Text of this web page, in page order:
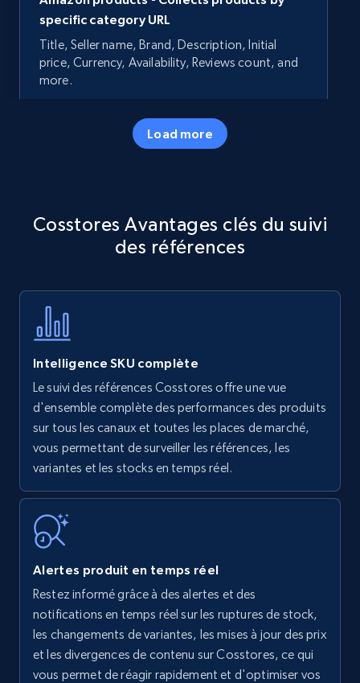
specific category URL
Title, Seller name, Brand, Description, Initial
price, Currency, Availability, Reviews count, and
more.
5.7K+ Commencer
specific keywords
Title, Seller name, Brand, Description, Initial
Amazon products - find products by using
upc numbers
Title, Seller name, Brand, Description, Initial
price, Currency, Availability, Reviews count, and
35.2K+
Amazon Reviews
URL, Product name, Product rating, Product
rating object, Product rating max, Rating,
Author name, Asin, and more.
Load more
Cosstores Avantages clés du suivi
des références
Intelligence SKU complète
Le suivi des références Cosstores offre une vue
d'ensemble complète des performances des produits
sur tous les canaux et toutes les places de marché,
vous permettant de surveiller les références, les
variantes et les stocks en temps réel.
Alertes produit en temps réel
Restez informé grâce à des alertes et des
notifications en temps réel sur les ruptures de stock,
les changements de variantes, les mises à jour des prix
et les divergences de contenu sur Cosstores, ce qui
vous permet de réagir rapidement et d'optimiser vos